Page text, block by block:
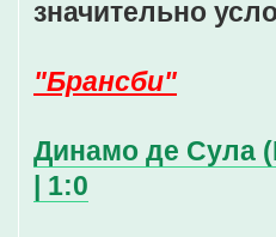
значительно
"Брансби"
Динамо де Сула
| 1:0